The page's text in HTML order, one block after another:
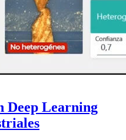
Deep Learning